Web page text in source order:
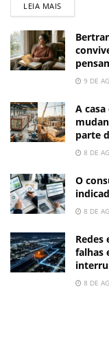
LEIA MAIS
9 DE
A
parte
8 DE
O
8 DE
falhas
8 DE